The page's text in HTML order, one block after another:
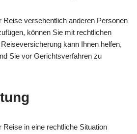
Reise versehentlich anderen Personen
können Sie mit rechtlichen
kann Ihnen helfen,
Sie vor Gerichtsverfahren zu
Reise in eine rechtliche Situation